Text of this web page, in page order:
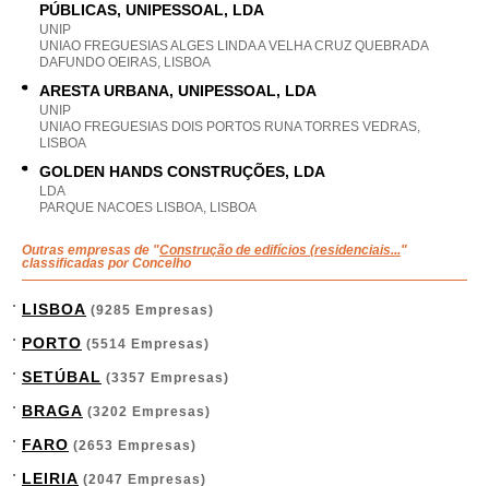
PÚBLICAS, UNIPESSOAL, LDA
UNIP
UNIAO FREGUESIAS ALGES LINDA A VELHA CRUZ QUEBRADA
DAFUNDO OEIRAS, LISBOA
ARESTA URBANA, UNIPESSOAL, LDA
UNIP
UNIAO FREGUESIAS DOIS PORTOS RUNA TORRES VEDRAS,
LISBOA
GOLDEN HANDS CONSTRUÇÕES, LDA
LDA
PARQUE NACOES LISBOA, LISBOA
Outras empresas de "Construção de edifícios (residenciais..."
classificadas por Concelho
LISBOA (9285 Empresas)
PORTO (5514 Empresas)
SETÚBAL (3357 Empresas)
BRAGA (3202 Empresas)
FARO (2653 Empresas)
LEIRIA (2047 Empresas)